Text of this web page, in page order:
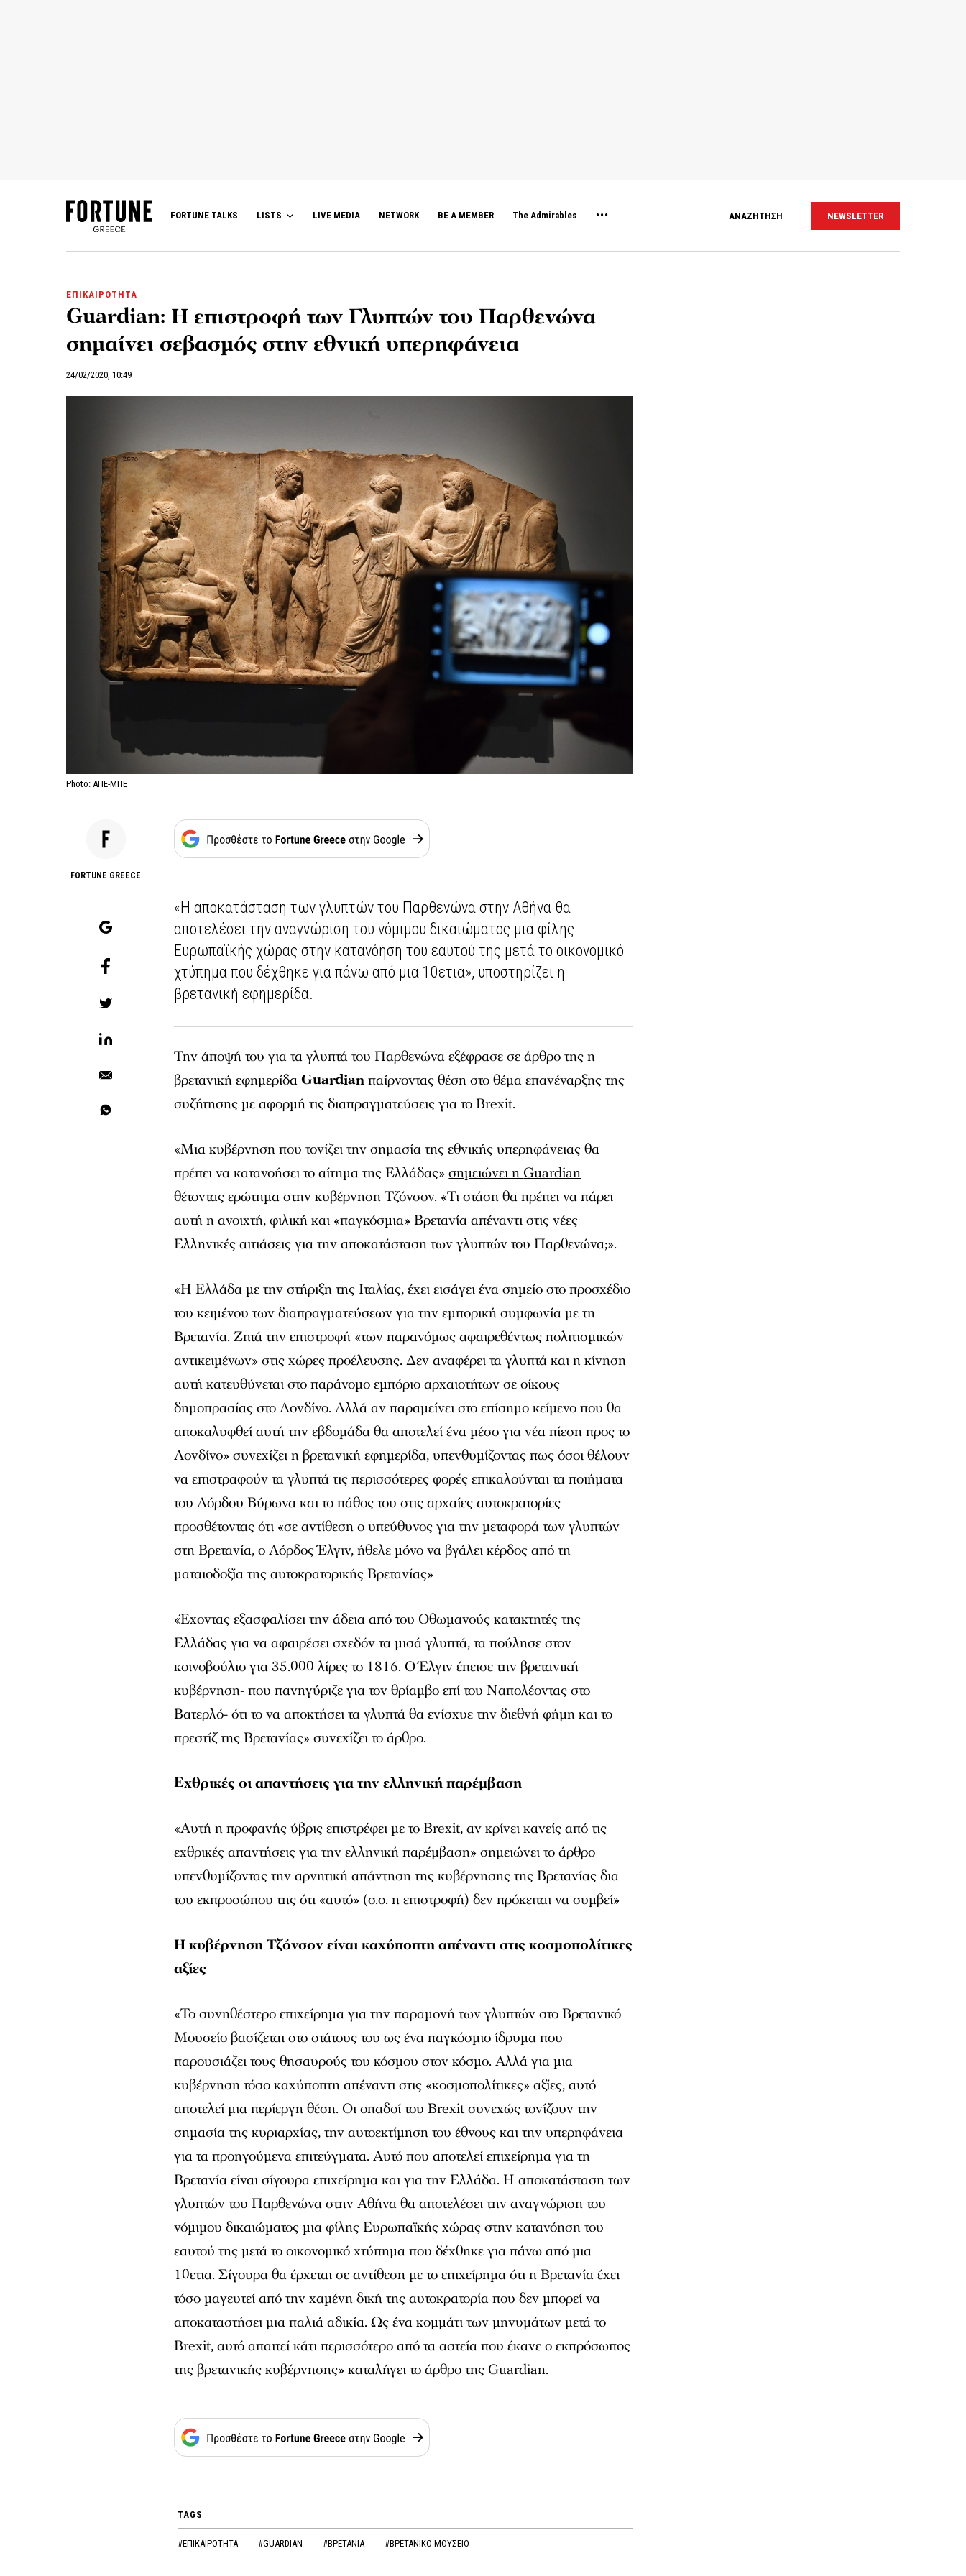
FORTUNE TALKS LISTS LIVE MEDIA NETWORK BE A MEMBER The Admirables ΑΝΑΖΗΤΗΣΗ NEWSLETTER
ΕΠΙΚΑΙΡΟΤΗΤΑ
Guardian: Η επιστροφή των Γλυπτών του Παρθενώνα
σημαίνει σεβασμός στην εθνική υπερηφάνεια
24/02/2020, 10:49
Photo: ΑΠΕ-ΜΠΕ
FORTUNE GREECE
«Η αποκατάσταση των γλυπτών του Παρθενώνα στην Αθήνα θα
αποτελέσει την αναγνώριση του νόμιμου δικαιώματος μια φίλης
Ευρωπαϊκής χώρας στην κατανόηση του εαυτού της μετά το οικονομικό
χτύπημα που δέχθηκε για πάνω από μια 10ετια», υποστηρίζει η
βρετανική εφημερίδα.
Την άποψή του για τα γλυπτά του Παρθενώνα εξέφρασε σε άρθρο της η
βρετανική εφημερίδαGuardianπαίρνοντας θέση στο θέμα επανέναρξης της
συζήτησης με αφορμή τις διαπραγματεύσεις για το Brexit.
«Μια κυβέρνηση που τονίζει την σημασία της εθνικής υπερηφάνειας θα
πρέπει να κατανοήσει το αίτημα της Ελλάδας»σημειώνει η Guardian
θέτοντας ερώτημα στην κυβέρνηση Τζόνσον. «Τι στάση θα πρέπει να πάρει
αυτή η ανοιχτή, φιλική και «παγκόσμια» Βρετανία απέναντι στις νέες
Ελληνικές αιτιάσεις για την αποκατάσταση των γλυπτών του Παρθενώνα;».
«Η Ελλάδα με την στήριξη της Ιταλίας, έχει εισάγει ένα σημείο στο προσχέδιο
του κειμένου των διαπραγματεύσεων για την εμπορική συμφωνία με τη
Βρετανία. Ζητά την επιστροφή «των παρανόμως αφαιρεθέντως πολιτισμικών
αντικειμένων» στις χώρες προέλευσης. Δεν αναφέρει τα γλυπτά και η κίνηση
αυτή κατευθύνεται στο παράνομο εμπόριο αρχαιοτήτων σε οίκους
δημοπρασίας στο Λονδίνο. Αλλά αν παραμείνει στο επίσημο κείμενο που θα
αποκαλυφθεί αυτή την εβδομάδα θα αποτελεί ένα μέσο για νέα πίεση προς το
Λονδίνο» συνεχίζει η βρετανική εφημερίδα, υπενθυμίζοντας πως όσοι θέλουν
να επιστραφούν τα γλυπτά τις περισσότερες φορές επικαλούνται τα ποιήματα
του Λόρδου Βύρωνα και το πάθος του στις αρχαίες αυτοκρατορίες
προσθέτοντας ότι «σε αντίθεση ο υπεύθυνος για την μεταφορά των γλυπτών
στη Βρετανία, ο Λόρδος Έλγιν, ήθελε μόνο να βγάλει κέρδος από τη
ματαιοδοξία της αυτοκρατορικής Βρετανίας»
«Έχοντας εξασφαλίσει την άδεια από του Οθωμανούς κατακτητές της
Ελλάδας για να αφαιρέσει σχεδόν τα μισά γλυπτά, τα πούλησε στον
κοινοβούλιο για 35.000 λίρες το 1816. Ο Έλγιν έπεισε την βρετανική
κυβέρνηση- που πανηγύριζε για τον θρίαμβο επί του Ναπολέοντας στο
Βατερλό- ότι το να αποκτήσει τα γλυπτά θα ενίσχυε την διεθνή φήμη και το
πρεστίζ της Βρετανίας» συνεχίζει το άρθρο.
Εχθρικές οι απαντήσεις για την ελληνική παρέμβαση
«Αυτή η προφανής ύβρις επιστρέφει με το Brexit, αν κρίνει κανείς από τις
εχθρικές απαντήσεις για την ελληνική παρέμβαση» σημειώνει το άρθρο
υπενθυμίζοντας την αρνητική απάντηση της κυβέρνησης της Βρετανίας δια
του εκπροσώπου της ότι «αυτό» (σ.σ. η επιστροφή) δεν πρόκειται να συμβεί»
Η κυβέρνηση Τζόνσον είναι καχύποπτη απέναντι στις κοσμοπολίτικες
αξίες
«Το συνηθέστερο επιχείρημα για την παραμονή των γλυπτών στο Βρετανικό
Μουσείο βασίζεται στο στάτους του ως ένα παγκόσμιο ίδρυμα που
παρουσιάζει τους θησαυρούς του κόσμου στον κόσμο. Αλλά για μια
κυβέρνηση τόσο καχύποπτη απέναντι στις «κοσμοπολίτικες» αξίες, αυτό
αποτελεί μια περίεργη θέση. Οι οπαδοί του Brexit συνεχώς τονίζουν την
σημασία της κυριαρχίας, την αυτοεκτίμηση του έθνους και την υπερηφάνεια
για τα προηγούμενα επιτεύγματα. Αυτό που αποτελεί επιχείρημα για τη
Βρετανία είναι σίγουρα επιχείρημα και για την Ελλάδα. Η αποκατάσταση των
γλυπτών του Παρθενώνα στην Αθήνα θα αποτελέσει την αναγνώριση του
νόμιμου δικαιώματος μια φίλης Ευρωπαϊκής χώρας στην κατανόηση του
εαυτού της μετά το οικονομικό χτύπημα που δέχθηκε για πάνω από μια
10ετια. Σίγουρα θα έρχεται σε αντίθεση με το επιχείρημα ότι η Βρετανία έχει
τόσο μαγευτεί από την χαμένη δική της αυτοκρατορία που δεν μπορεί να
αποκαταστήσει μια παλιά αδικία. Ως ένα κομμάτι των μηνυμάτων μετά το
Brexit, αυτό απαιτεί κάτι περισσότερο από τα αστεία που έκανε ο εκπρόσωπος
της βρετανικής κυβέρνησης» καταλήγει το άρθρο της Guardian.
TAGS
#ΕΠΙΚΑΙΡΟΤΗΤΑ #GUARDIAN #ΒΡΕΤΑΝΙΑ #ΒΡΕΤΑΝΙΚΟ ΜΟΥΣΕΙΟ